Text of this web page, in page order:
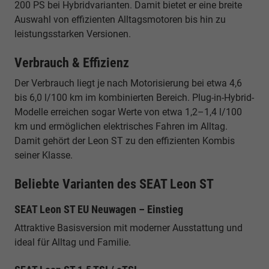
200 PS bei Hybridvarianten. Damit bietet er eine breite
Auswahl von effizienten Alltagsmotoren bis hin zu
leistungsstarken Versionen.
Verbrauch & Effizienz
Der Verbrauch liegt je nach Motorisierung bei etwa 4,6
bis 6,0 l/100 km im kombinierten Bereich. Plug-in-Hybrid-
Modelle erreichen sogar Werte von etwa 1,2–1,4 l/100
km und ermöglichen elektrisches Fahren im Alltag.
Damit gehört der Leon ST zu den effizienten Kombis
seiner Klasse.
Beliebte Varianten des SEAT Leon ST
SEAT Leon ST EU Neuwagen – Einstieg
Attraktive Basisversion mit moderner Ausstattung und
ideal für Alltag und Familie.